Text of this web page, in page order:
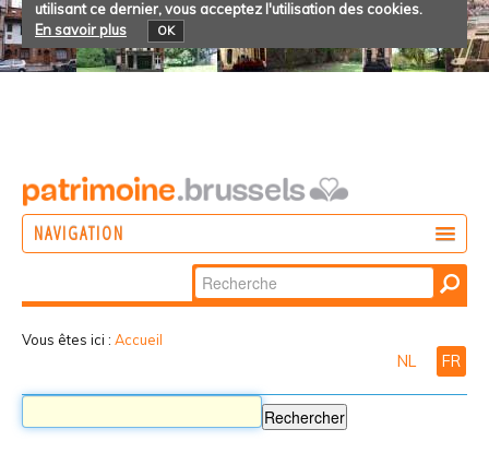
utilisant ce dernier, vous acceptez l'utilisation des cookies.
En savoir plus
OK
NAVIGATION
Chercher par
Recherche
Vous êtes ici : Accueil
NL FR